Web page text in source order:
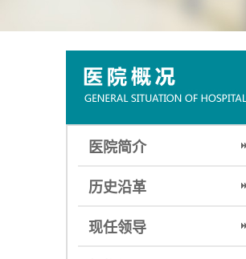
医院简介
历史沿革
现任领导